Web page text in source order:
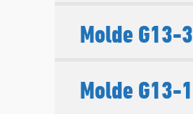
Molde G13-3
Molde G13-1